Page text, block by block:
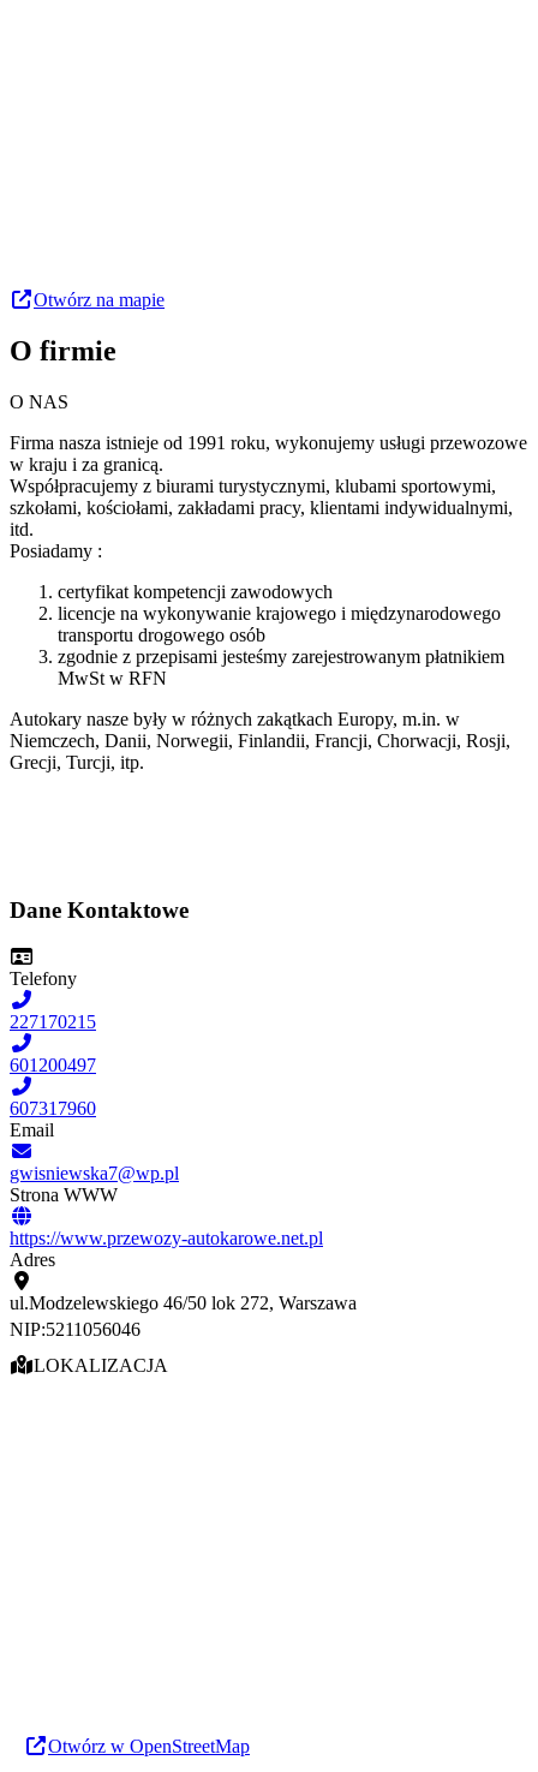
Otwórz na mapie
O firmie
O NAS
Firma nasza istnieje od 1991 roku, wykonujemy usługi przewozowe
w kraju i za granicą.
Współpracujemy z biurami turystycznymi, klubami sportowymi,
szkołami, kościołami, zakładami pracy, klientami indywidualnymi,
itd.
Posiadamy :
certyfikat kompetencji zawodowych
licencje na wykonywanie krajowego i międzynarodowego
transportu drogowego osób
zgodnie z przepisami jesteśmy zarejestrowanym płatnikiem
MwSt w RFN
Autokary nasze były w różnych zakątkach Europy, m.in. w
Niemczech, Danii, Norwegii, Finlandii, Francji, Chorwacji, Rosji,
Grecji, Turcji, itp.
Dane Kontaktowe
Telefony
227170215
601200497
607317960
Email
gwisniewska7@wp.pl
Strona WWW
https://www.przewozy-autokarowe.net.pl
Adres
ul.Modzelewskiego 46/50 lok 272, Warszawa
NIP:5211056046
LOKALIZACJA
Otwórz w OpenStreetMap